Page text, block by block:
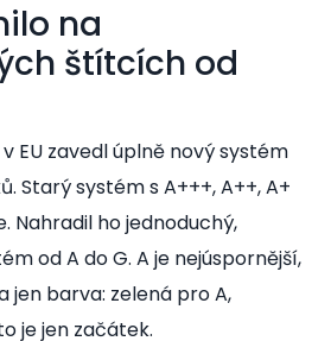
na
štítcích od
v EU zavedl úplně nový systém
Starý systém s A+++, A++, A+
Nahradil ho jednoduchý,
od A do G. A je nejúspornější,
jen barva: zelená pro A,
je jen začátek.